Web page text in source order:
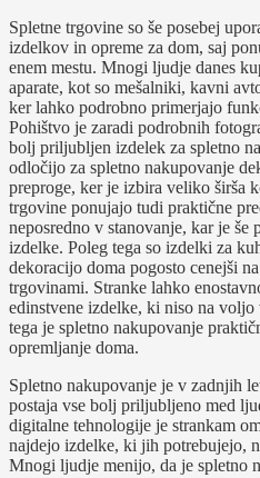
Spletne trgovine so še posebej
izdelkov in opreme za dom, saj
enem mestu. Mnogi ljudje danes
aparate, kot so mešalniki, kavni
ker lahko podrobno primerjajo
Pohištvo je zaradi podrobnih
bolj priljubljen izdelek za spletno
odločijo za spletno nakupovanje
preproge, ker je izbira veliko širša
trgovine ponujajo tudi praktične
neposredno v stanovanje, kar je še
izdelke. Poleg tega so izdelki za
dekoracijo doma pogosto cenejši
trgovinami. Stranke lahko
edinstvene izdelke, ki niso na
tega je spletno nakupovanje
opremljanje doma.
Spletno nakupovanje je v zadnjih
postaja vse bolj priljubljeno med
digitalne tehnologije je strankam
najdejo izdelke, ki jih potrebujejo,
Mnogi ljudje menijo, da je spletno